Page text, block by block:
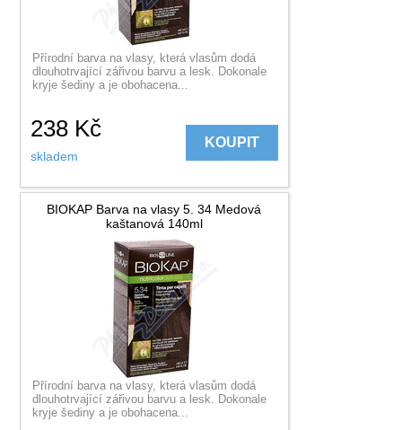
Přírodní barva na vlasy, která vlasům dodá
dlouhotrvající zářivou barvu a lesk. Dokonale
kryje šediny a je obohacena...
238 Kč
skladem
KOUPIT
BIOKAP Barva na vlasy 5. 34 Medová
kaštanová 140ml
Přírodní barva na vlasy, která vlasům dodá
dlouhotrvající zářivou barvu a lesk. Dokonale
kryje šediny a je obohacena...